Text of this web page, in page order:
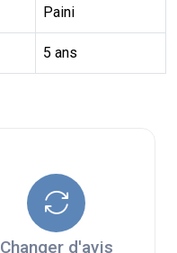
Paini
5 ans
Changer d'avis